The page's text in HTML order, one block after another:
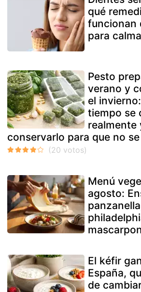
qué
funcionan
para
Pesto
verano y
el
tiempo se
realmente
conservarlo para que no
Menú
agosto:
El kéfir
España,
de